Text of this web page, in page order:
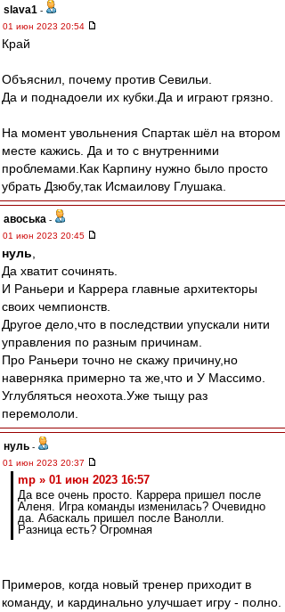
slava1 -
01 июн 2023 20:54
Край
Объяснил, почему против Севильи.
Да и поднадоели их кубки.Да и играют грязно.
На момент увольнения Спартак шёл на втором
месте кажись. Да и то с внутренними
проблемами.Как Карпину нужно было просто
убрать Дзюбу,так Исмаилову Глушака.
авоська -
01 июн 2023 20:45
нуль
Да хватит сочинять.
И Раньери и Каррера главные архитекторы
своих чемпионств.
Другое дело,что в последствии упускали нити
управления по разным причинам.
Про Раньери точно не скажу причину,но
наверняка примерно та же,что и У Массимо.
Углубляться неохота.Уже тыщу раз
перемололи.
нуль -
01 июн 2023 20:37
mp » 01 июн 2023 16:57
Да все очень просто. Каррера пришел после
Аленя. Игра команды изменилась? Очевидно
да. Абаскаль пришел после Ванолли.
Разница есть? Огромная
Примеров, когда новый тренер приходит в
команду, и кардинально улучшает игру - полно.